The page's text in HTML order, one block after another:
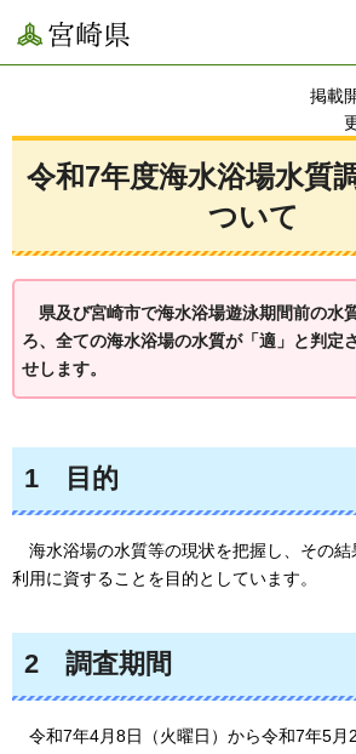
宮崎県
掲載
令和7年度海水浴場水質
ついて
県及び宮崎市で海水浴場遊泳期間前の水
ろ、全ての海水浴場の水質が「適」と判定
せします。
1 目的
海水浴場の水質等の現状を把握し、その
利用に資することを目的としています。
2 調査期間
令和7年4月8日（火曜日）から令和7年5月